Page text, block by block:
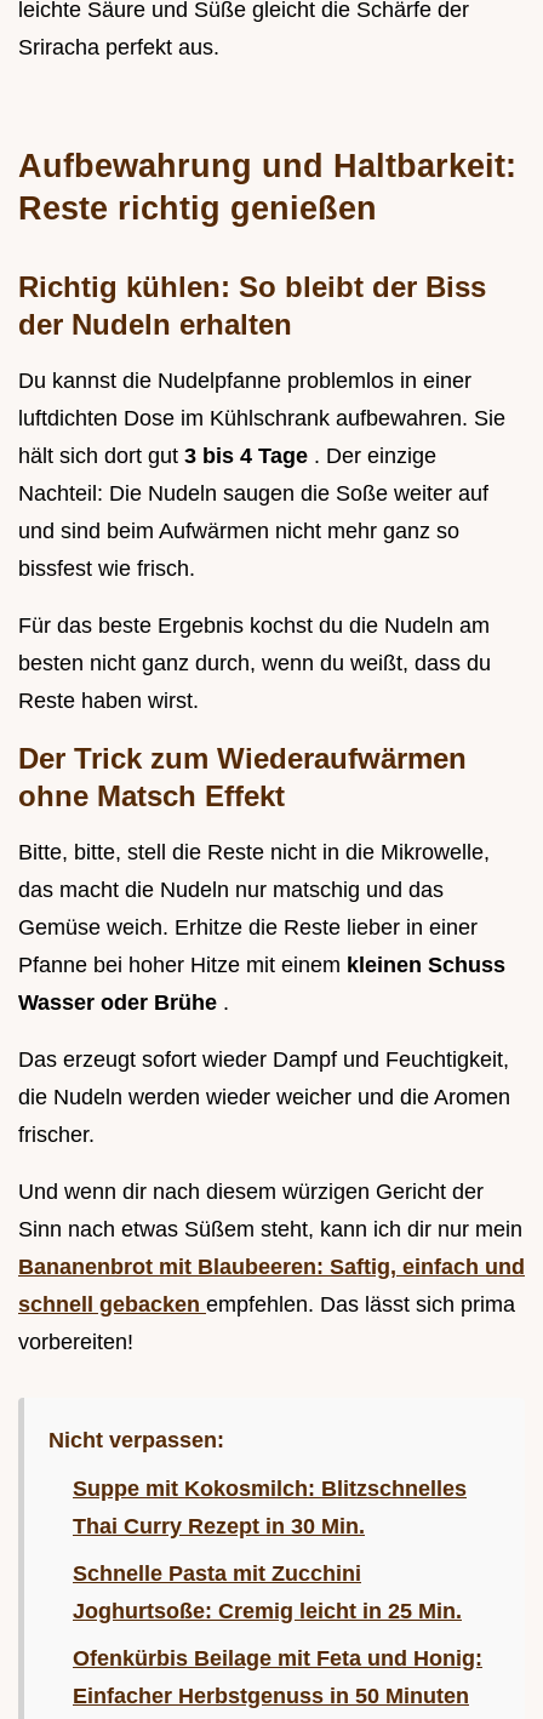
leichte Säure und Süße gleicht die Schärfe der
Sriracha perfekt aus.
Aufbewahrung und Haltbarkeit:
Reste richtig genießen
Richtig kühlen: So bleibt der Biss
der Nudeln erhalten
Du kannst die Nudelpfanne problemlos in einer
luftdichten Dose im Kühlschrank aufbewahren. Sie
hält sich dort gut 3 bis 4 Tage . Der einzige
Nachteil: Die Nudeln saugen die Soße weiter auf
und sind beim Aufwärmen nicht mehr ganz so
bissfest wie frisch.
Für das beste Ergebnis kochst du die Nudeln am
besten nicht ganz durch, wenn du weißt, dass du
Reste haben wirst.
Der Trick zum Wiederaufwärmen
ohne Matsch Effekt
Bitte, bitte, stell die Reste nicht in die Mikrowelle,
das macht die Nudeln nur matschig und das
Gemüse weich. Erhitze die Reste lieber in einer
Pfanne bei hoher Hitze mit einem kleinen Schuss
Wasser oder Brühe .
Das erzeugt sofort wieder Dampf und Feuchtigkeit,
die Nudeln werden wieder weicher und die Aromen
frischer.
Und wenn dir nach diesem würzigen Gericht der
Sinn nach etwas Süßem steht, kann ich dir nur mein
Bananenbrot mit Blaubeeren: Saftig, einfach und
schnell gebacken empfehlen. Das lässt sich prima
vorbereiten!
Nicht verpassen:
Suppe mit Kokosmilch: Blitzschnelles
Thai Curry Rezept in 30 Min.
Schnelle Pasta mit Zucchini
Joghurtsoße: Cremig leicht in 25 Min.
Ofenkürbis Beilage mit Feta und Honig:
Einfacher Herbstgenuss in 50 Minuten